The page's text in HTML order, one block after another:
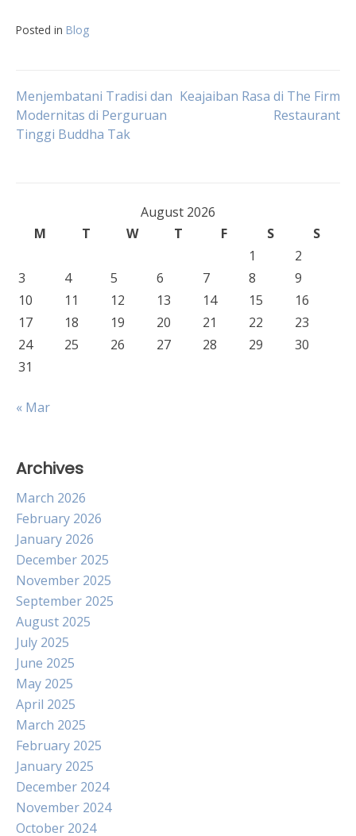
Posted in Blog
Post
navigation
Menjembatani Tradisi dan
Modernitas di Perguruan
Tinggi Buddha Tak
Keajaiban Rasa di The Firm
Restaurant
August 2026
M
T W T F S
S
1
2
3
4 5 6 7 8
9
10
11 12 13 14 15
16
17
18 19 20 21 22
23
24
25 26 27 28 29
30
31
« Mar
Archives
March 2026
February 2026
January 2026
December 2025
November 2025
September 2025
August 2025
July 2025
June 2025
May 2025
April 2025
March 2025
February 2025
January 2025
December 2024
November 2024
October 2024